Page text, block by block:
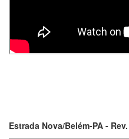
Estrada Nova/Belém-PA -